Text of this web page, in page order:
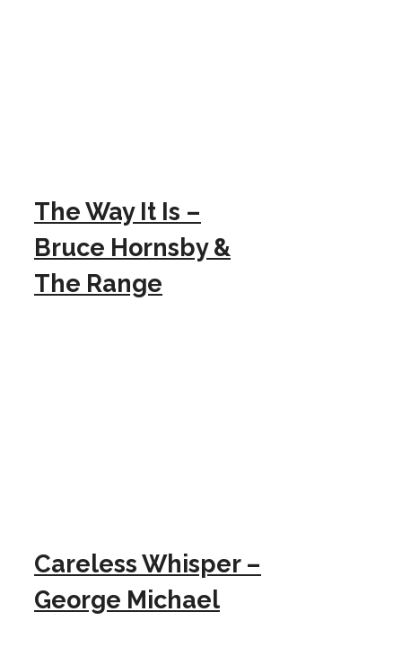
The Way It Is –
Bruce Hornsby &
The Range
Careless Whisper –
George Michael